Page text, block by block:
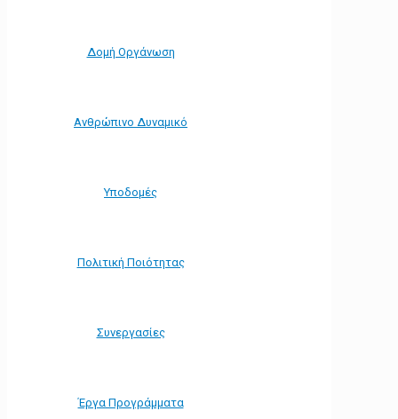
Δομή Οργάνωση
Ανθρώπινο Δυναμικό
Υποδομές
Πολιτική Ποιότητας
Συνεργασίες
Έργα Προγράμματα